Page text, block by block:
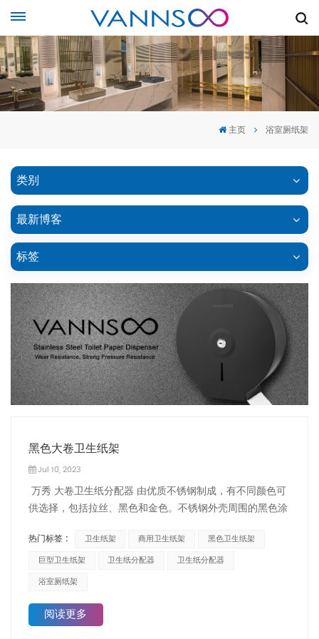
主页 浴室厕纸架
类别
最新博客
标签
黑色大卷卫生纸架
Jul 10, 2023
万秀 大卷卫生纸分配器 由优质不锈钢制成，有不同颜色可
供选择，包括拉丝、黑色和金色。不锈钢外壳周围的黑色涂
久。 这 黑色厕纸架 9英寸大容量，无需经常加注，节省维
护时间。卫生纸分配器前面的防破坏锁设计，对于商业浴室
来说是安全的。提供两把钥匙，以防丢失。壁挂式设计节省
纸架。可提供 OEM/ODM 服务。欢迎您联系我们咨询！
热门标签 : 卫生纸架 商用卫生纸架
黑色卫生纸架
巨型卫生纸架
卫生纸分配器
卫生纸分配器
浴室厕纸架
阅读更多